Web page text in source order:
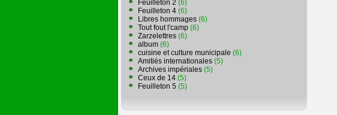
Feuilleton 2 (6)
Feuilleton 4 (6)
Libres hommages (6)
Tout fout l'camp (6)
Zarzelettres (6)
album (6)
cuisine et culture municipale (6)
Amitiés internationales (5)
Archives impériales (5)
Ceux de 14 (5)
Feuilleton 5 (5)